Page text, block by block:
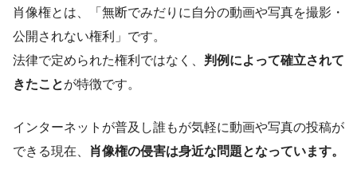
肖像権とは、「無断でみだりに自分の動画や写真を撮影・
公開されない権利」です。
法律で定められた権利ではなく、 判例によって確立されて
きたことが特徴です。
インターネットが普及し誰もが気軽に動画や写真の投稿が
できる現在、 肖像権の侵害は身近な問題となっています。